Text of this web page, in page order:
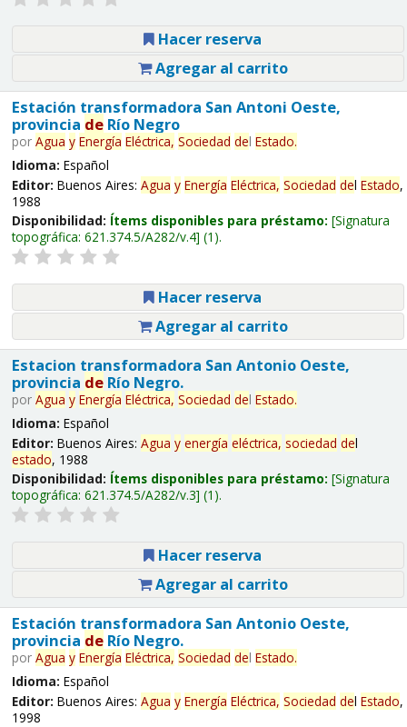
Hacer reserva
Agregar al carrito
Estación transformadora San Antoni Oeste,
provincia deRío Negro
por Agua y Energía Eléctrica, Sociedad del Estado.
Idioma: Español
Editor: Buenos Aires: Agua y Energía Eléctrica, Sociedad del Estado,
1988
Disponibilidad: Ítems disponibles para préstamo: Signatura
topográfica: 621.374.5/A282/v.4 (1).
Hacer reserva
Agregar al carrito
Estacion transformadora San Antonio Oeste,
provincia deRío Negro.
por Agua y Energía Eléctrica, Sociedad del Estado.
Idioma: Español
Editor: Buenos Aires: Agua y energía eléctrica, sociedad del
estado, 1988
Disponibilidad: Ítems disponibles para préstamo: Signatura
topográfica: 621.374.5/A282/v.3 (1).
Hacer reserva
Agregar al carrito
Estación transformadora San Antonio Oeste,
provincia deRío Negro.
por Agua y Energía Eléctrica, Sociedad del Estado.
Idioma: Español
Editor: Buenos Aires: Agua y Energía Eléctrica, Sociedad del Estado,
1998